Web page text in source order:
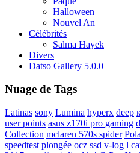
Halloween
Nouvel An
Célébrités
Salma Hayek
Divers
Datso Gallery 5.0.0
Nuage de Tags
Latinas sony Lumina hyperx deep
user points asus z170i pro gaming
Collection mclaren 570s spider
speedtest plongée ocz ssd v-log l